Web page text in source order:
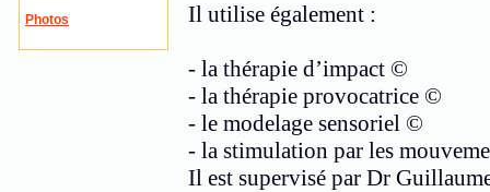
Photos Il utilise également :
- la thérapie d’impact ©
- la thérapie provocatrice ©
- le modelage sensoriel ©
- la stimulation par les
Il est supervisé par Dr